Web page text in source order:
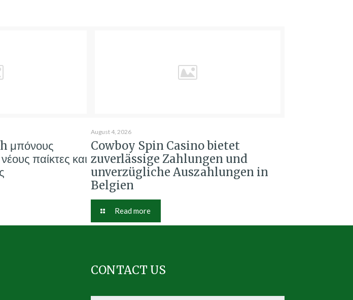
μπόνους
παίκτες και
August 4, 2026
Cowboy Spin Casino bietet
zuverlässige Zahlungen und
unverzügliche Auszahlungen in
Belgien
Read more
CONTACT US